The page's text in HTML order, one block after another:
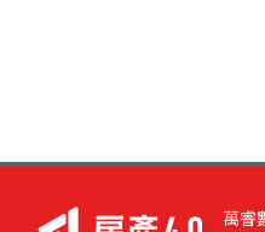
萬睿